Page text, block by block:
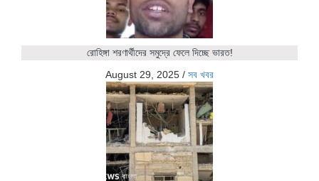
রোহিঙ্গা শরণার্থীদের সমুদ্রে ফেলে দিচ্ছে ভারত!
August 29, 2025 / সব খবর